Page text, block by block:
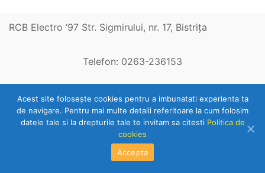
RCB Electro ‘97 Str. Sigmirului, nr. 17, Bistriţa
Telefon: 0263-236153
Copyright © 2026 RCB Electro 97
Acest site foloseşte cookies pentru a imbunatati experienta ta
de navigare. Pentru mai multe detalii referitoare la cum folosim
datele tale si la drepturile tale te invitam sa citesti Politica de
cookies
Accepta